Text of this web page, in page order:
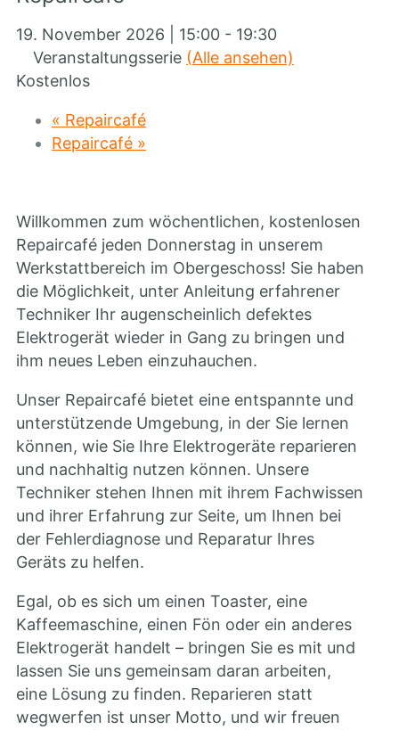
19. November 2026 | 15:00 - 19:30
Veranstaltungsserie (Alle ansehen)
Kostenlos
« Repaircafé
Repaircafé »
Willkommen zum wöchentlichen, kostenlosen
Repaircafé jeden Donnerstag in unserem
Werkstattbereich im Obergeschoss! Sie haben
die Möglichkeit, unter Anleitung erfahrener
Techniker Ihr augenscheinlich defektes
Elektrogerät wieder in Gang zu bringen und
ihm neues Leben einzuhauchen.
Unser Repaircafé bietet eine entspannte und
unterstützende Umgebung, in der Sie lernen
können, wie Sie Ihre Elektrogeräte reparieren
und nachhaltig nutzen können. Unsere
Techniker stehen Ihnen mit ihrem Fachwissen
und ihrer Erfahrung zur Seite, um Ihnen bei
der Fehlerdiagnose und Reparatur Ihres
Geräts zu helfen.
Egal, ob es sich um einen Toaster, eine
Kaffeemaschine, einen Fön oder ein anderes
Elektrogerät handelt – bringen Sie es mit und
lassen Sie uns gemeinsam daran arbeiten,
eine Lösung zu finden. Reparieren statt
wegwerfen ist unser Motto, und wir freuen